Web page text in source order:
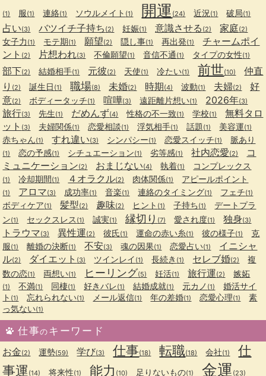
(1) 服(1) 連絡(1) ソウルメイト (1) 開運 (24) 近況 (1) 破局(1)
占い(3) バツイチ子持ち (2) 妊娠(1) 意識させる (2) 家庭(2)
女子力 (1) モテ期(1) 願望(2) 隠し事(1) 再出発(1)
チャームポイ
ント (2) 片想われ(3) 不倫願望(1) 音信不通 (1) タイプの女性(1)
部下(2) 結婚相手(1) 元彼(2) 天使(1) 冷たい(1) 前世(10)
仲直
り (2) 誕生日 (1) 職場(8) 未婚(2) 時期(4) 波動(1) 夫婦(2)
好
意(2) ボディータッチ(1) 喧嘩(3) 遠距離片想い(1) 2026年(3)
旅行(3) 先生(1) だめんず(4) 性格の不一致(1) 学校(1)
無料タロ
ット (3) 夫婦関係(1) 恋愛相談(1) 浮気相手(1) 話題(1) 美容運(1)
赤ちゃん(1) すれ違い(3) シンパシー(1) 恋愛スイッチ(1) 脈あり
(1) 恋の予感(1) シチュエーション(1) 劣等感(1) 社内恋愛(2)
コ
ミュニケーション(2) おまじない(4) 執着(1) コンプレックス
(1) 冷却期間(1) ４オラクル(2) 肉体関係(1) アピールポイント
(1) アロマ(3) 成功率(1) 音楽(1) 連絡のタイミング(1) フェチ(1)
ボディケア(1) 髪型(2) 趣味(2) ヒント (1) 子持ち(1)
デートプラ
ン(1) セックスレス (1) 誠実(1) 縁切り (7) 愛され度(1) 独身(3)
トラウマ(3) 異性運(2) 彼氏(1) 運命の赤い糸(1) 彼の様子(1)
克
服(1) 離婚の決断(1) 不安(3) 魂の因果(1) 恋愛占い(1)
イニシャ
ル(2) ダイエット (3) ツインレイ (1) 長続き (1) セレブ婚(2)
複
数の恋(1) 両想い(1) ヒーリング(5) 妊活(1) 旅行運(2) 嫉妬
(1) 不満(1) 同棲(1) 好きバレ(1) 結婚成就(1) 元カノ (1)
婚活サイ
ト (1) 忘れられない(1) メール返信(1) 年の差婚(1) 恋愛心理(1)
素
っ気ない(1)
仕事のキーワード
お金(2) 運勢(59) 学び(3) 仕事(18) 転職(18) 会社(1)
仕
事運 (14) 将来性(1) 能力 (10) 足りないもの(1) 金運 (23)